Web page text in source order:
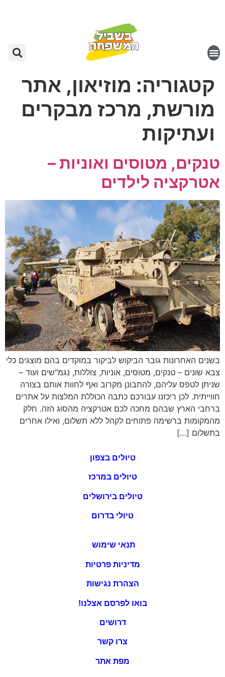
קטגוריה: מוזיאון, אתר
מורשת, מרכז מבקרים
ועתיקות
טנקים, מטוסים ואוניות –
אטרקציה לילדים
בשנים האחרונות גובר הביקוש לביקור במוקדים בהם מוצגים כלי
צבא שונים – טנקים, מטוסים, אוניות, צוללות, נגמ"שים ועוד –
שניתן לטפס עליהם, להתבונן מקרוב ואף לחוות אותם בצורה
חווייתית. לכן ריכזנו עבורכם כתבה הכוללת המלצות על אתרים
ברחבי הארץ שבהם מחכה לכם אטרקציה מהסוג הזה. חלק
מהמקומות ברשימה פתוחים לקהל ללא תשלום, ואילו אחרים
בתשלום […]
טיולים בצפון
טיולים במרכז
טיולים בירושלים
טיולי בדרום
תנאי שימוש
מדיניות פרטיות
הצהרת נגישות
בואו לפרסם אצלנו!
דרושים
צרו קשר
מפת אתר